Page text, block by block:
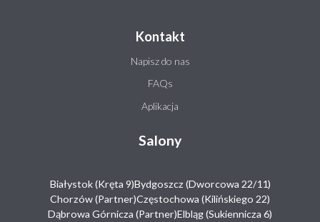
Kontakt
Napisz do nas
FAQs
Aplikacja
Salony
Białystok (Kręta 9)Bydgoszcz (Dworcowa 22/11)
Chorzów (Partner)Częstochowa (Kilińskiego 22)
Dąbrowa Górnicza (Partner)Elbląg (Sukiennicza 6)